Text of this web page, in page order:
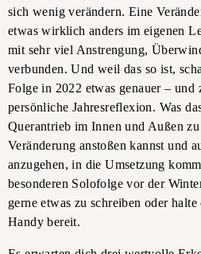
sich wenig verändern. Eine
etwas wirklich anders im eigenen
mit sehr viel Anstrengung,
verbunden. Und weil das so ist,
Folge in 2022 etwas genauer –
persönliche Jahresreflexion. Was
Querantrieb im Innen und Außen
Veränderung anstoßen kannst und
anzugehen, in die Umsetzung
besonderen Solofolge vor der
gerne etwas zu schreiben oder
Handy bereit.